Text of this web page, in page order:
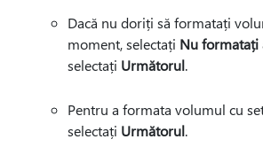
Dacă nu doriți să formatați
moment, selectați Nu formatați
selectați Următorul.
Pentru a formata volumul cu
selectați Următorul.